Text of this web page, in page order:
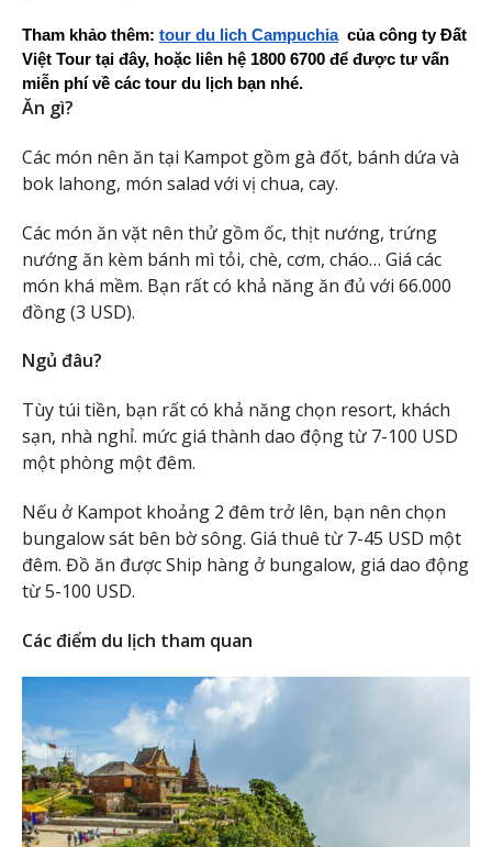
Tham khảo thêm: tour du lich Campuchia của công ty Đất
Việt Tour tại đây, hoặc liên hệ 1800 6700 để được tư vấn
miễn phí về các tour du lịch bạn nhé.
Ăn gì?
Các món nên ăn tại Kampot gồm gà đốt, bánh dứa và
bok lahong, món salad với vị chua, cay.
Các món ăn vặt nên thử gồm ốc, thịt nướng, trứng
nướng ăn kèm bánh mì tỏi, chè, cơm, cháo… Giá các
món khá mềm. Bạn rất có khả năng ăn đủ với 66.000
đồng (3 USD).
Ngủ đâu?
Tùy túi tiền, bạn rất có khả năng chọn resort, khách
sạn, nhà nghỉ. mức giá thành dao động từ 7-100 USD
một phòng một đêm.
Nếu ở Kampot khoảng 2 đêm trở lên, bạn nên chọn
bungalow sát bên bờ sông. Giá thuê từ 7-45 USD một
đêm. Đồ ăn được Ship hàng ở bungalow, giá dao động
từ 5-100 USD.
Các điểm du lịch tham quan